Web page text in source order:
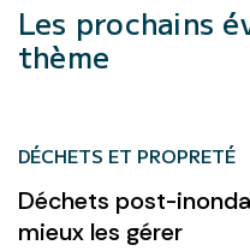
Les prochains
thème
DÉCHETS ET PROPRETÉ
Déchets post-
mieux les gérer